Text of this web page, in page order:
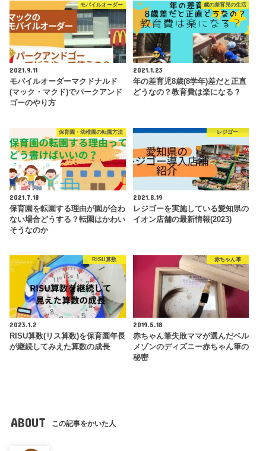
モバイルオーダー
2021.9.11
モバイルオーダーマクドナルド
(マック・マクド)でパークアンド
ゴーのやり方
歳の差育児の生活
2021.1.23
年の差育児8歳(8学年)差だと正直
どうなの？教育費は楽になる？
保育園・幼稚園の転園方法
2021.7.18
保育園を転園する理由が園が合わ
ない場合どうする？転園はかわい
そうなのか
レジゴー
2021.8.19
レジゴーを実施している愛知県の
イオン店舗の最新情報(2023)
RISU算数
2023.1.2
RISU算数(リス算数)を保育園年長
が継続してみえた算数の成長
赤ちゃん筆
2019.5.18
赤ちゃん筆失敗ママが選んだベル
メゾンのディズニー赤ちゃん筆の
秘密
ABOUT この記事をかいた人